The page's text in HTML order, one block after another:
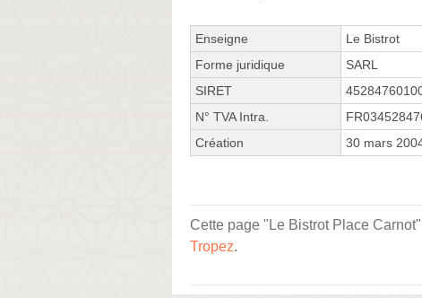
Enseigne
Le Bistrot
Forme juridique
SARL
SIRET
N° TVA Intra.
Création
30 mars
Cette page "Le Bistrot Place
Tropez.